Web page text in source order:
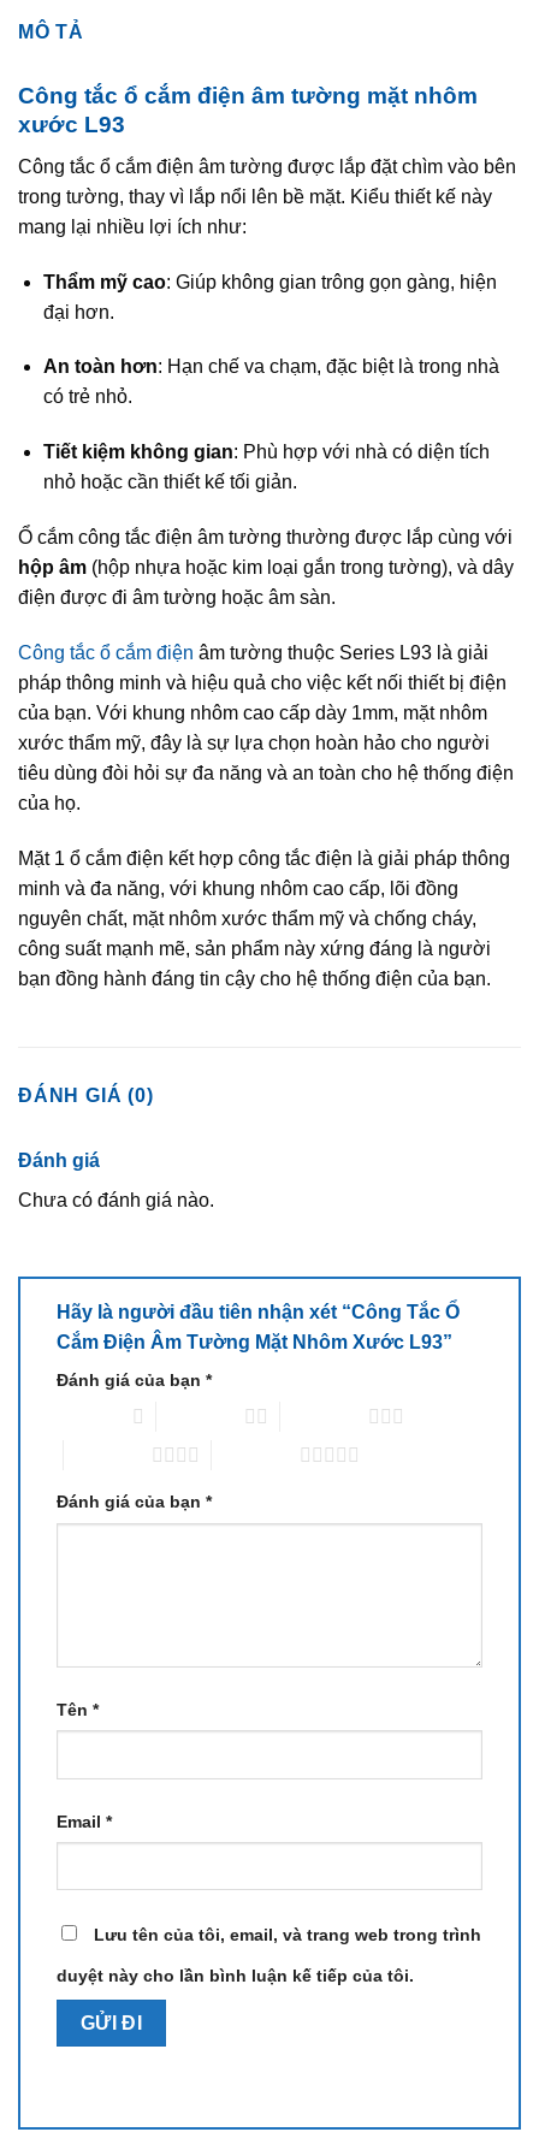
MÔ TẢ
Công tắc ổ cắm điện âm tường mặt nhôm
xước L93
Công tắc ổ cắm điện âm tường được lắp đặt chìm vào bên
trong tường, thay vì lắp nổi lên bề mặt. Kiểu thiết kế này
mang lại nhiều lợi ích như:
Thẩm mỹ cao: Giúp không gian trông gọn gàng, hiện
đại hơn.
An toàn hơn: Hạn chế va chạm, đặc biệt là trong nhà
có trẻ nhỏ.
Tiết kiệm không gian: Phù hợp với nhà có diện tích
nhỏ hoặc cần thiết kế tối giản.
Ổ cắm công tắc điện âm tường thường được lắp cùng với
hộp âm (hộp nhựa hoặc kim loại gắn trong tường), và dây
điện được đi âm tường hoặc âm sàn.
Công tắc ổ cắm điện âm tường thuộc Series L93 là giải
pháp thông minh và hiệu quả cho việc kết nối thiết bị điện
của bạn. Với khung nhôm cao cấp dày 1mm, mặt nhôm
xước thẩm mỹ, đây là sự lựa chọn hoàn hảo cho người
tiêu dùng đòi hỏi sự đa năng và an toàn cho hệ thống điện
của họ.
Mặt 1 ổ cắm điện kết hợp công tắc điện là giải pháp thông
minh và đa năng, với khung nhôm cao cấp, lõi đồng
nguyên chất, mặt nhôm xước thẩm mỹ và chống cháy,
công suất mạnh mẽ, sản phẩm này xứng đáng là người
bạn đồng hành đáng tin cậy cho hệ thống điện của bạn.
ĐÁNH GIÁ (0)
Đánh giá
Chưa có đánh giá nào.
Hãy là người đầu tiên nhận xét “Công Tắc Ổ
Cắm Điện Âm Tường Mặt Nhôm Xước L93”
Đánh giá của bạn *
Đánh giá của bạn *
Tên *
Email *
Lưu tên của tôi, email, và trang web trong trình
duyệt này cho lần bình luận kế tiếp của tôi.